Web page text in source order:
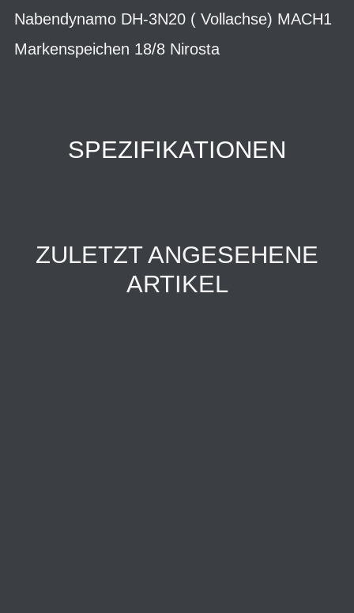
Nabendynamo DH-3N20 ( Vollachse) MACH1
Markenspeichen 18/8 Nirosta
SPEZIFIKATIONEN
ZULETZT ANGESEHENE
ARTIKEL